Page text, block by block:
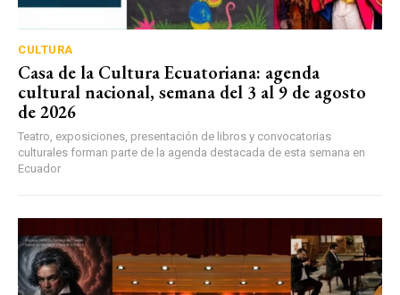
CULTURA
Casa de la Cultura Ecuatoriana: agenda
cultural nacional, semana del 3 al 9 de agosto
de 2026
Teatro, exposiciones, presentación de libros y convocatorias
culturales forman parte de la agenda destacada de esta semana en
Ecuador